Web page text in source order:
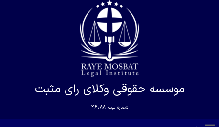
موسسه حقوقی وکلای رای مثبت
شماره ثبت 46088